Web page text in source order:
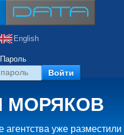
English
Пароль
МОРЯКОВ
агентства уже разместили